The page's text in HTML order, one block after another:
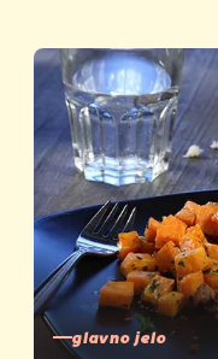
glavno jelo